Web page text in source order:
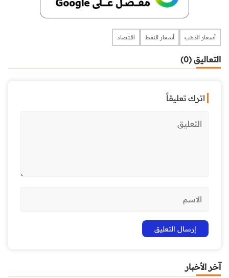
أسعار الذهب أسعار النفط اقتصاد
التعاليق (0)
اترك تعليقاً
آخر الأخبار